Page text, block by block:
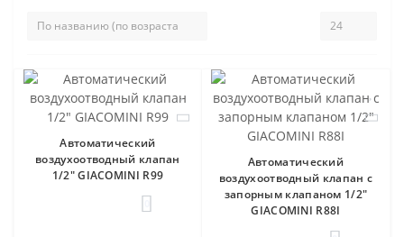
Автоматический
воздухоотводный клапан
1/2" GIACOMINI R99
Автоматический
воздухоотводный клапан с
запорным клапаном 1/2"
GIACOMINI R88I